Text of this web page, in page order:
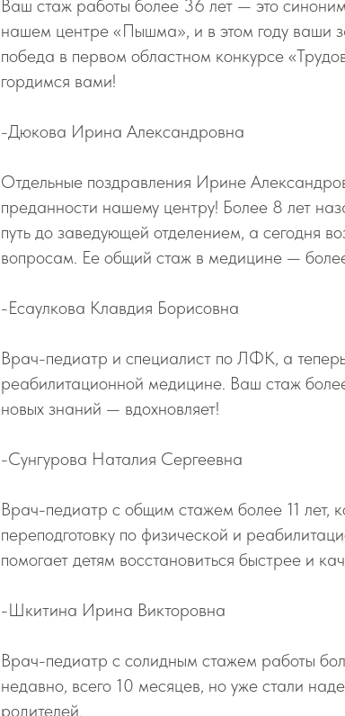
Ваш стаж работы более 36 лет — это
нашем центре «Пышма», и в этом году ваши
победа в первом областном конкурсе
гордимся вами!
-Дюкова Ирина Александровна
Отдельные поздравления Ирине
преданности нашему центру! Более 8 лет
путь до заведующей отделением, а сегодня
вопросам. Ее общий стаж в медицине —
-Есаулкова Клавдия Борисовна
Врач-педиатр и специалист по ЛФК, а
реабилитационной медицине. Ваш стаж
новых знаний — вдохновляет!
-Сунгурова Наталия Сергеевна
Врач-педиатр с общим стажем более 11 лет,
переподготовку по физической и
помогает детям восстановиться быстрее и
-Шкитина Ирина Викторовна
Врач-педиатр с солидным стажем работы
недавно, всего 10 месяцев, но уже стали
родителей.